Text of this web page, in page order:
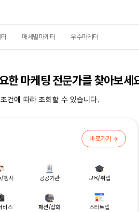
매체별마케터 우수마케터
한 마케팅 전문가를 찾아보세
건에 따라 조회할 수 있습니다.
바로가기 →
/행사 공공기관 교육/취업
비스 패션/잡화 스타트업